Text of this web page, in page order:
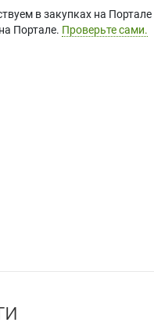
в закупках на
Портале. Проверьте сами.